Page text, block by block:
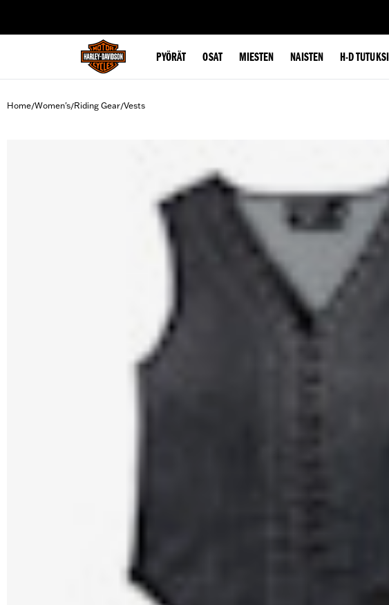
PYÖRÄT OSAT MIESTEN NAISTEN H-D TUTUKSI
Home/Women's/Riding Gear/Vests